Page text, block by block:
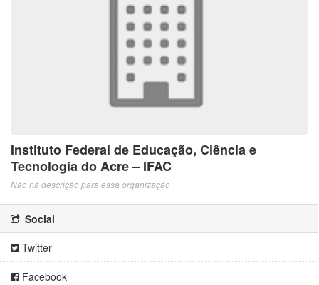
Instituto Federal de Educação, Ciência e
Tecnologia do Acre – IFAC
Não há descrição para essa organização
Social
Twitter
Facebook